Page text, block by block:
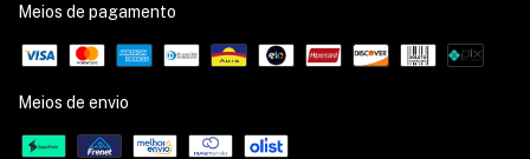
Meios de pagamento
Meios de envio